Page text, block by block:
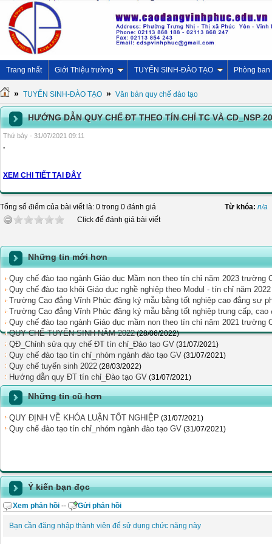
Trang nhất Giới Thiệu trường TUYỂN SINH-ĐÀO TẠO Phòng ban
» TUYỂN SINH-ĐÀO TẠO » Văn bản quy chế đào tạo
HƯỚNG DẪN QUY CHẾ ĐT THEO TÍN CHỈ TC VÀ CD_NSP
Thứ bảy - 31/07/2021 09:11
.
XEM CHI TIẾT TẠI ĐÂY
Tổng số điểm của bài viết là: 0 trong 0 đánh giá
Click để đánh giá bài viết
Từ khóa: n/a
Những tin mới hơn
Quy chế đào tạo ngành Giáo dục Mầm non theo tín chỉ năm 2023 trường
Quy chế đào tạo khôi Giáo dục nghề nghiệp theo Modul - tín chỉ năm
Trường Cao đẳng Vĩnh Phúc đăng ký mẫu bằng tốt nghiệp cao đẳng sư
Trường Cao đẳng Vĩnh Phúc đăng ký mẫu bằng tốt nghiệp trung cấp,
Quy chế đào tạo ngành Giáo dục mầm non theo tín chỉ năm 2021 trường
QUY CHẾ TUYỂN SINH NĂM 2022 (28/06/2022)
QÐ_Chỉnh sửa quy chế ĐT tín chỉ_Đào tạo GV (31/07/2021)
Quy chế đào tạo tín chỉ_nhóm ngành đào tạo GV (31/07/2021)
Quy chế tuyển sinh 2022 (28/03/2022)
Hướng dẫn quy ĐT tín chỉ_Đào tạo GV (31/07/2021)
Những tin cũ hơn
QUY ĐỊNH VỀ KHÓA LUẬN TỐT NGHIỆP (31/07/2021)
Quy chế đào tạo tín chỉ_nhóm ngành đào tạo GV (31/07/2021)
Ý kiến bạn đọc
Xem phản hồi -- Gửi phản hồi
Bạn cần đăng nhập thành viên để sử dụng chức năng này